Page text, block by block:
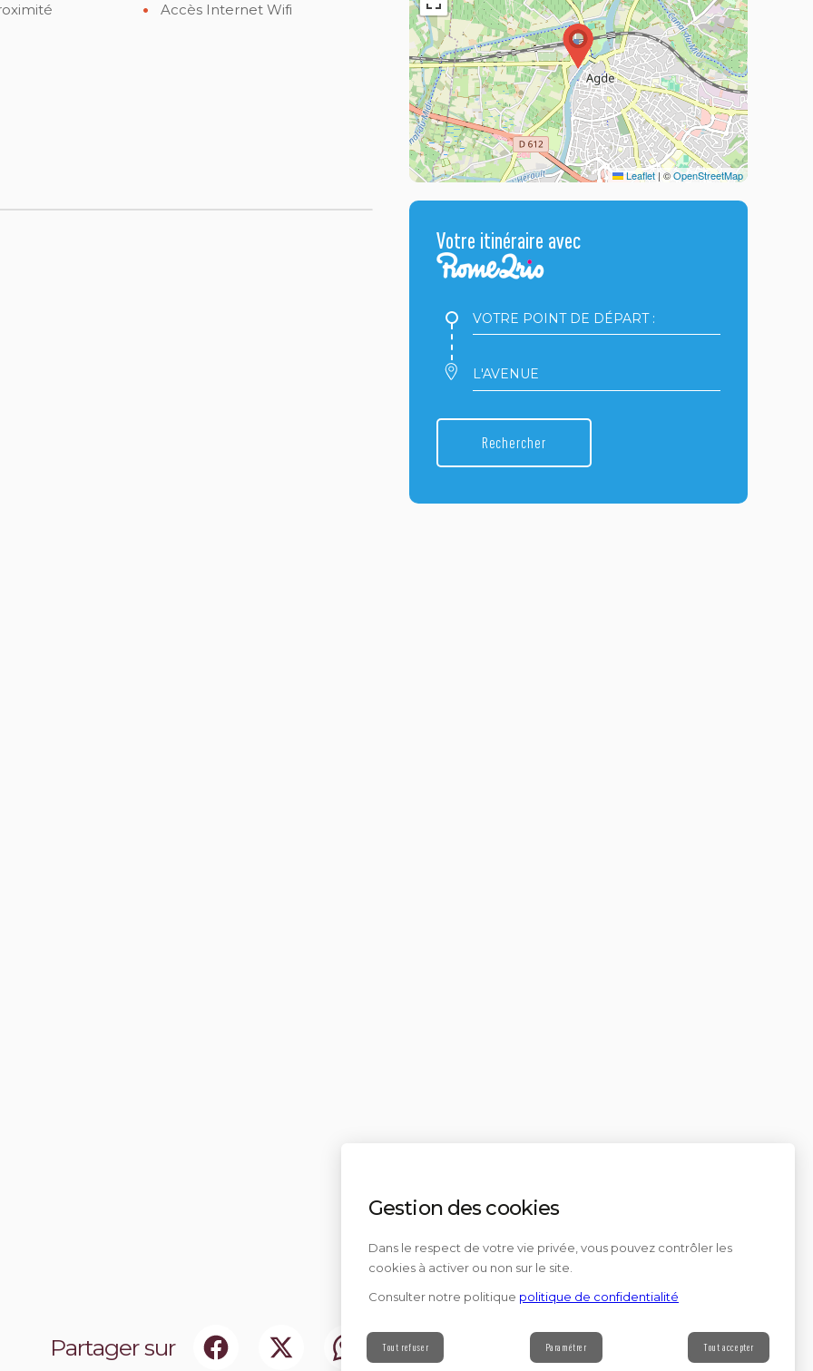
Accès Internet Wifi
Leaflet |©OpenStreetMap
Votre itinéraire avec
Votre
point
:Votre
point
Rechercher
Contact
Partager sur
Gestion des cookies
Dans le respect de votre vie privée, vous pouvez contrôler les
cookies à activer ou non sur le site.
Consulter notre politique politique de confidentialité
Tout refuser Paramétrer Tout accepter